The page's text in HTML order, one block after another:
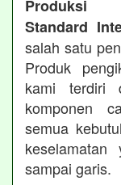
Produksi
Standard
salah satu
Produk
kami terdiri
komponen
semua
sampai garis.